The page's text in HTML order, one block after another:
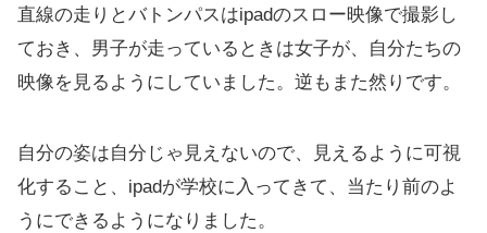
直線の走りとバトンパスはipadのスロー映像で撮影し
ておき、男子が走っているときは女子が、自分たちの
映像を見るようにしていました。逆もまた然りです。
自分の姿は自分じゃ見えないので、見えるように可視
化すること、ipadが学校に入ってきて、当たり前のよ
うにできるようになりました。